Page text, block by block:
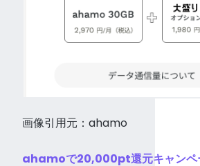
画像引用元：ahamo
ahamoで20,000pt還元キャンペ